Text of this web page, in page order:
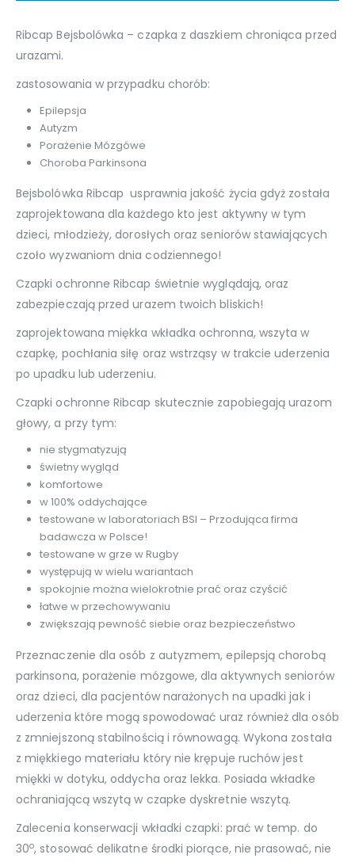
Ribcap Bejsbolówka – czapka z daszkiem chroniąca przed
urazami.
zastosowania w przypadku chorób:
Epilepsja
Autyzm
Porażenie Mózgówe
Choroba Parkinsona
Bejsbolówka Ribcap usprawnia jakość życia gdyż została
zaprojektowana dla każdego kto jest aktywny w tym
dzieci, młodzieży, dorosłych oraz seniorów stawiających
czoło wyzwaniom dnia codziennego!
Czapki ochronne Ribcap świetnie wyglądają, oraz
zabezpieczają przed urazem twoich bliskich!
zaprojektowana miękka wkładka ochronna, wszyta w
czapkę, pochłania siłę oraz wstrząsy w trakcie uderzenia
po upadku lub uderzeniu.
Czapki ochronne Ribcap skutecznie zapobiegają urazom
głowy, a przy tym:
nie stygmatyzują
świetny wygląd
komfortowe
w 100% oddychające
testowane w laboratoriach BSI – Przodująca firma
badawcza w Polsce!
testowane w grze w Rugby
występują w wielu wariantach
spokojnie można wielokrotnie prać oraz czyścić
łatwe w przechowywaniu
zwiększają pewność siebie oraz bezpieczeństwo
Przeznaczenie dla osób z autyzmem, epilepsją chorobą
parkinsona, porażenie mózgowe, dla aktywnych seniorów
oraz dzieci, dla pacjentów narażonych na upadki jak i
uderzenia które mogą spowodować uraz również dla osób
z zmniejszoną stabilnością i równowagą. Wykona została
z miękkiego materiału który nie krępuje ruchów jest
miękki w dotyku, oddycha oraz lekka. Posiada wkładke
ochraniającą wszytą w czapke dyskretnie wszytą.
Zalecenia konserwacji wkładki czapki: prać w temp. do
30o, stosować delikatne środki piorące, nie prasować, nie